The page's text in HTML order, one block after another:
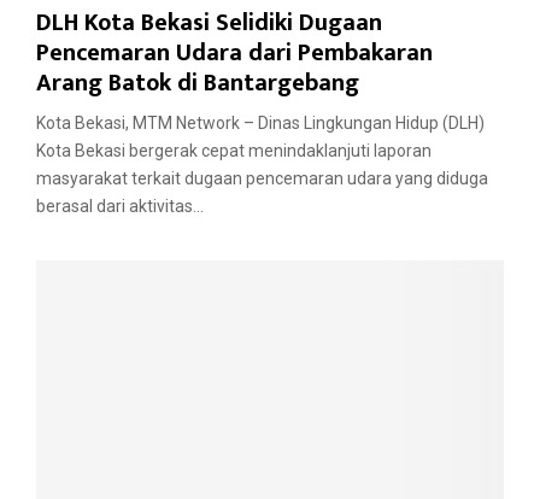
DLH Kota Bekasi Selidiki Dugaan
Pencemaran Udara dari Pembakaran
Arang Batok di Bantargebang
Kota Bekasi, MTM Network – Dinas Lingkungan Hidup (DLH)
Kota Bekasi bergerak cepat menindaklanjuti laporan
masyarakat terkait dugaan pencemaran udara yang diduga
berasal dari aktivitas...